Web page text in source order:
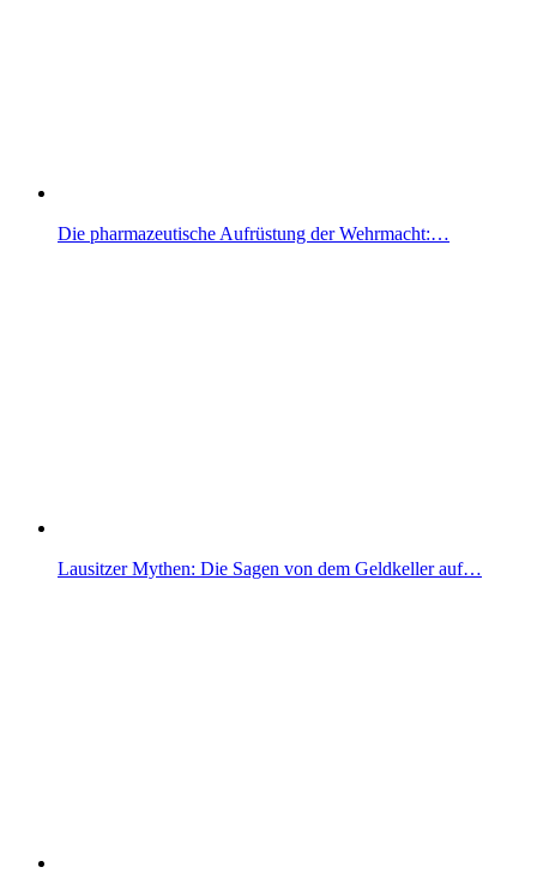
Die pharmazeutische Aufrüstung der Wehrmacht:…
Lausitzer Mythen: Die Sagen von dem Geldkeller auf…